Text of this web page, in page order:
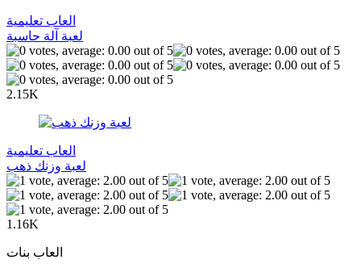
العاب تعليمية
لعبة آلة حاسبة
2.15K
العاب تعليمية
لعبة وزنك ذهب
1.16K
العاب بنات